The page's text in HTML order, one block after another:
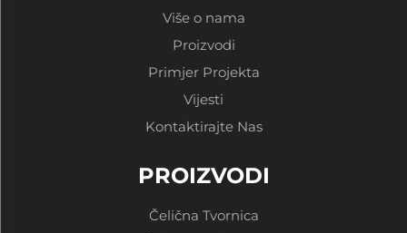
Više o nama
Proizvodi
Primjer Projekta
Vijesti
Kontaktirajte Nas
PROIZVODI
Čelična Tvornica